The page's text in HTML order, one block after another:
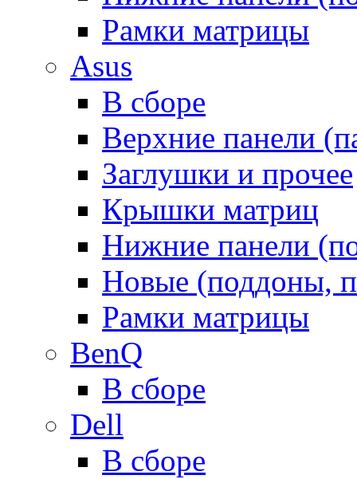
Рамки матрицы
Asus
В сборе
Верхние панели
Заглушки и прочее
Крышки матриц
Нижние панели
Новые (поддоны,
Рамки матрицы
BenQ
В сборе
Dell
В сборе